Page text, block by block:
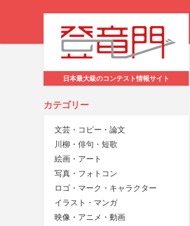
日本最大級のコンテスト情報サイト
カテゴリー
文芸・コピー・論文
川柳・俳句・短歌
絵画・アート
写真・フォトコン
ロゴ・マーク・キャラクター
イラスト・マンガ
映像・アニメ・動画